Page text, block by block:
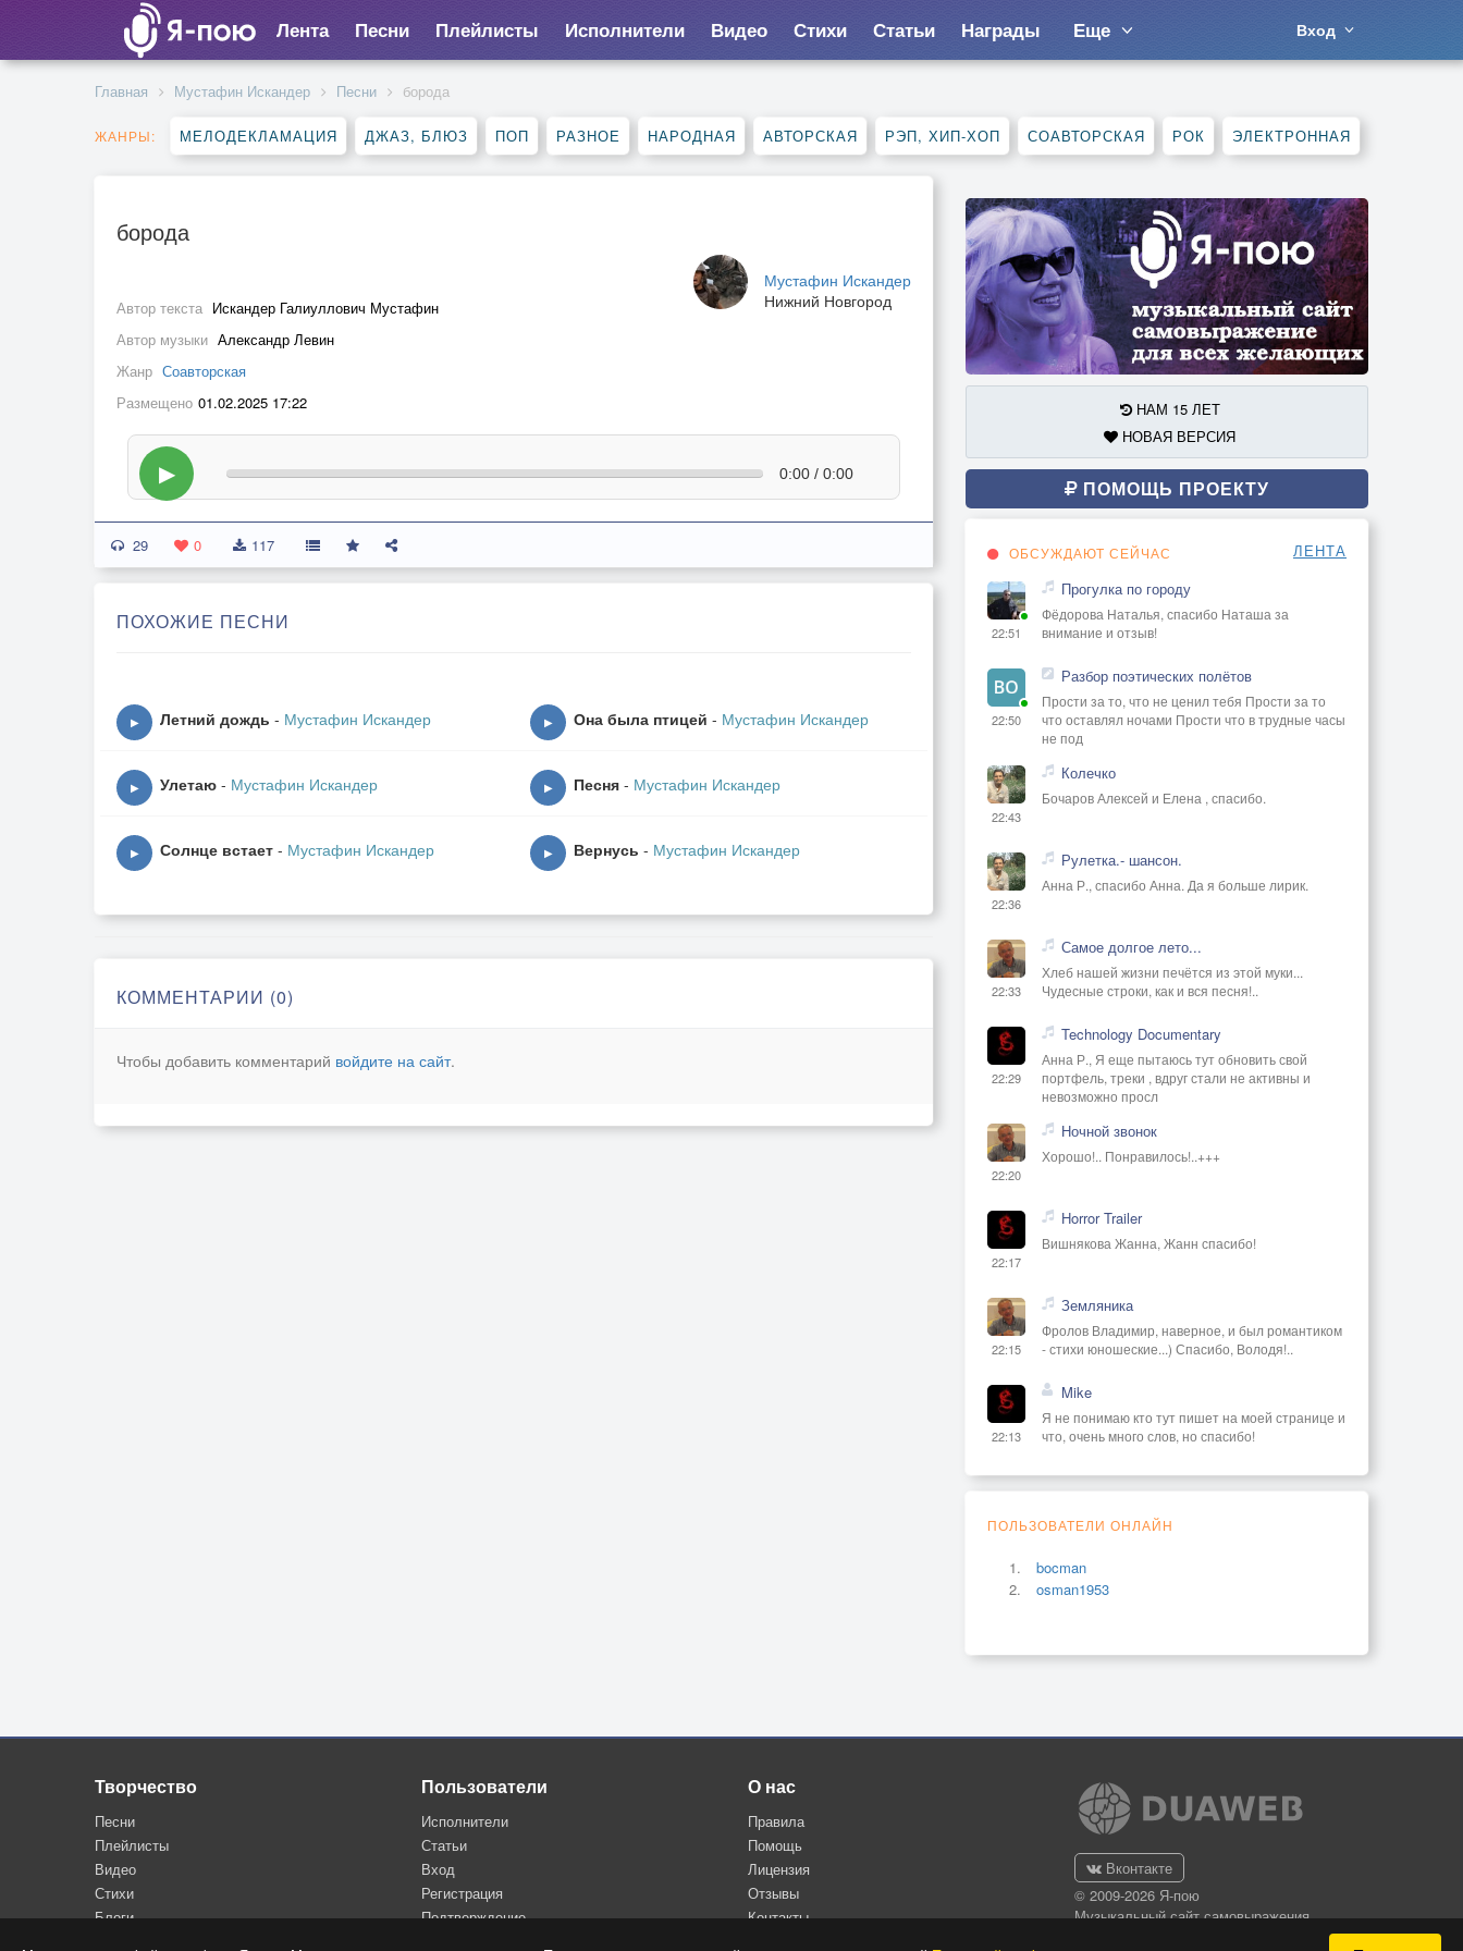
Лента Песни Плейлисты Исполнители Видео Стихи Статьи Награды Еще Вход
Главная Мустафин Искандер Песни борода
ЖАНРЫ: МЕЛОДЕКЛАМАЦИЯ ДЖАЗ, БЛЮЗ ПОП РАЗНОЕ НАРОДНАЯ АВТОРСКАЯ РЭП, ХИП-ХОП СОАВТОРСКАЯ РОК ЭЛЕКТРОННАЯ
борода
Мустафин Искандер
Нижний Новгород
Автор текста Искандер Галиуллович Мустафин
Автор музыки Александр Левин
Жанр Соавторская
Размещено 01.02.2025 17:22
▶ 0:00 / 0:00
29 0 117
ПОХОЖИЕ ПЕСНИ
▶ Летний дождь - Мустафин Искандер ▶ Она была птицей - Мустафин Искандер
▶ Улетаю - Мустафин Искандер ▶ Песня - Мустафин Искандер
▶ Солнце встает - Мустафин Искандер ▶ Вернусь - Мустафин Искандер
КОММЕНТАРИИ (0)
Чтобы добавить комментарий войдите на сайт.
НАМ 15 ЛЕТ
НОВАЯ ВЕРСИЯ
ПОМОЩЬ ПРОЕКТУ
ОБСУЖДАЮТ СЕЙЧАС ЛЕНТА
22:51
Прогулка по городу
Фёдорова Наталья, спасибо Наташа за
внимание и отзыв!
22:50
Разбор поэтических полётов
Прости за то, что не ценил тебя Прости за то
что оставлял ночами Прости что в трудные часы
не под
22:43
Колечко
Бочаров Алексей и Елена , спасибо.
22:36
Рулетка.- шансон.
Анна Р., спасибо Анна. Да я больше лирик.
22:33
Самое долгое лето...
Хлеб нашей жизни печётся из этой муки...
Чудесные строки, как и вся песня!..
22:29
Technology Documentary
Анна Р., Я еще пытаюсь тут обновить свой
портфель, треки , вдруг стали не активны и
невозможно просл
22:20
Ночной звонок
Хорошо!.. Понравилось!..+++
22:17
Horror Trailer
Вишнякова Жанна, Жанн спасибо!
22:15
Земляника
Фролов Владимир, наверное, и был романтиком
- стихи юношеские...) Спасибо, Володя!..
22:13
Mike
Я не понимаю кто тут пишет на моей странице и
что, очень много слов, но спасибо!
ПОЛЬЗОВАТЕЛИ ОНЛАЙН
bocman
osman1953
Творчество
Песни
Плейлисты
Видео
Стихи
Блоги
Пользователи
Исполнители
Статьи
Вход
Регистрация
Подтверждение
О нас
Правила
Помощь
Лицензия
Отзывы
Контакты
Вконтакте
© 2009-2026 Я-пою
Музыкальный сайт самовыражения